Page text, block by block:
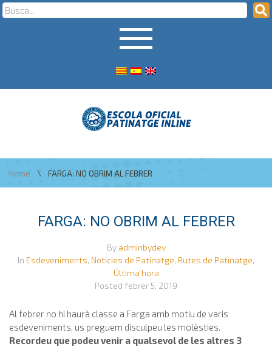
Home \ FARGA: NO OBRIM AL FEBRER
FARGA: NO OBRIM AL FEBRER
By adminbydev
In Esdeveniments, Noticies de Patinatge, Rutes de Patinatge,
Última hora
Posted febrer 5, 2019
Al febrer no hi haurà classe a Farga amb motiu de varis
esdeveniments, us preguem disculpeu les molèsties.
Recordeu que podeu venir a qualsevol de les altres 3